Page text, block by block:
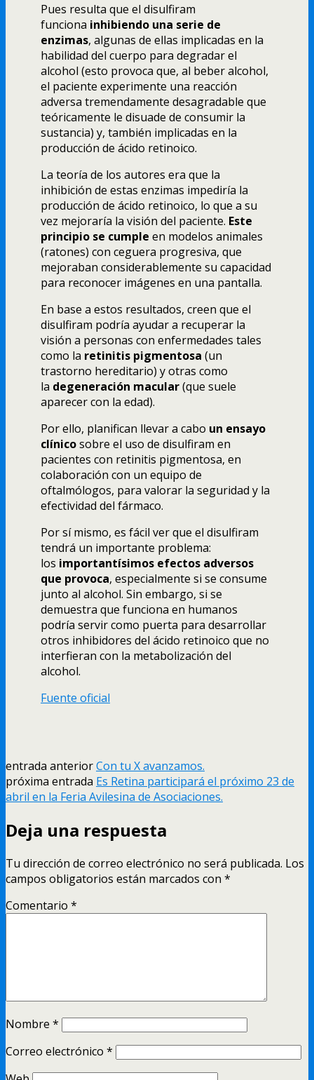
Pues resulta que el disulfiram
funciona inhibiendo una serie de
enzimas, algunas de ellas implicadas en la
habilidad del cuerpo para degradar el
alcohol (esto provoca que, al beber alcohol,
el paciente experimente una reacción
adversa tremendamente desagradable que
teóricamente le disuade de consumir la
sustancia) y, también implicadas en la
producción de ácido retinoico.
La teoría de los autores era que la
inhibición de estas enzimas impediría la
producción de ácido retinoico, lo que a su
vez mejoraría la visión del paciente. Este
principio se cumple en modelos animales
(ratones) con ceguera progresiva, que
mejoraban considerablemente su capacidad
para reconocer imágenes en una pantalla.
En base a estos resultados, creen que el
disulfiram podría ayudar a recuperar la
visión a personas con enfermedades tales
como la retinitis pigmentosa (un
trastorno hereditario) y otras como
la degeneración macular(que suele
aparecer con la edad).
Por ello, planifican llevar a cabo un ensayo
clínicosobre el uso de disulfiram en
pacientes con retinitis pigmentosa, en
colaboración con un equipo de
oftalmólogos, para valorar la seguridad y la
efectividad del fármaco.
Por sí mismo, es fácil ver que el disulfiram
tendrá un importante problema:
los importantísimos efectos adversos
que provoca, especialmente si se consume
junto al alcohol. Sin embargo, si se
demuestra que funciona en humanos
podría servir como puerta para desarrollar
otros inhibidores del ácido retinoico que no
interfieran con la metabolización del
alcohol.
Fuente oficial
entrada anteriorCon tu X avanzamos.
próxima entrada Es Retina participará el próximo 23 de
abril en la Feria Avilesina de Asociaciones.
Deja una respuesta
Tu dirección de correo electrónico no será publicada. Los
campos obligatorios están marcados con *
Comentario *
Nombre *
Correo electrónico *